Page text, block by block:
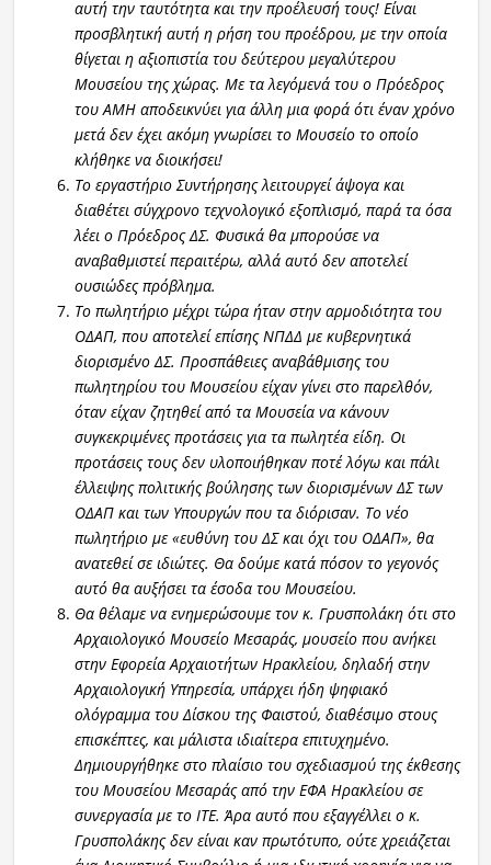
αυτή την ταυτότητα και την προέλευσή τους! Είναι
προσβλητική αυτή η ρήση του προέδρου, με την οποία
θίγεται η αξιοπιστία του δεύτερου μεγαλύτερου
Μουσείου της χώρας. Με τα λεγόμενά του ο Πρόεδρος
του ΑΜΗ αποδεικνύει για άλλη μια φορά ότι έναν χρόνο
μετά δεν έχει ακόμη γνωρίσει το Μουσείο το οποίο
κλήθηκε να διοικήσει!
Το εργαστήριο Συντήρησης λειτουργεί άψογα και
διαθέτει σύγχρονο τεχνολογικό εξοπλισμό, παρά τα όσα
λέει ο Πρόεδρος ΔΣ. Φυσικά θα μπορούσε να
αναβαθμιστεί περαιτέρω, αλλά αυτό δεν αποτελεί
ουσιώδες πρόβλημα.
Το πωλητήριο μέχρι τώρα ήταν στην αρμοδιότητα του
ΟΔΑΠ, που αποτελεί επίσης ΝΠΔΔ με κυβερνητικά
διορισμένο ΔΣ. Προσπάθειες αναβάθμισης του
πωλητηρίου του Μουσείου είχαν γίνει στο παρελθόν,
όταν είχαν ζητηθεί από τα Μουσεία να κάνουν
συγκεκριμένες προτάσεις για τα πωλητέα είδη. Οι
προτάσεις τους δεν υλοποιήθηκαν ποτέ λόγω και πάλι
έλλειψης πολιτικής βούλησης των διορισμένων ΔΣ των
ΟΔΑΠ και των Υπουργών που τα διόρισαν. Το νέο
πωλητήριο με «ευθύνη του ΔΣ και όχι του ΟΔΑΠ», θα
ανατεθεί σε ιδιώτες. Θα δούμε κατά πόσον το γεγονός
αυτό θα αυξήσει τα έσοδα του Μουσείου.
Θα θέλαμε να ενημερώσουμε τον κ. Γρυσπολάκη ότι στο
Αρχαιολογικό Μουσείο Μεσαράς, μουσείο που ανήκει
στην Εφορεία Αρχαιοτήτων Ηρακλείου, δηλαδή στην
Αρχαιολογική Υπηρεσία, υπάρχει ήδη ψηφιακό
ολόγραμμα του Δίσκου της Φαιστού, διαθέσιμο στους
επισκέπτες, και μάλιστα ιδιαίτερα επιτυχημένο.
Δημιουργήθηκε στο πλαίσιο του σχεδιασμού της έκθεσης
του Μουσείου Μεσαράς από την ΕΦΑ Ηρακλείου σε
συνεργασία με το ΙΤΕ. Άρα αυτό που εξαγγέλλει ο κ.
Γρυσπολάκης δεν είναι καν πρωτότυπο, ούτε χρειάζεται